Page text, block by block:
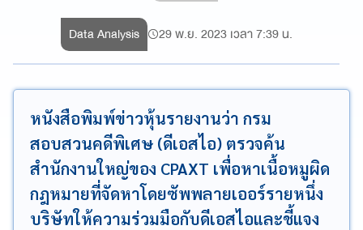
Data Analysis 29 พ.ย. 2023 เวลา 7:39 น.
หนังสือพิมพ์ข่าวหุ้นรายงานว่า กรม
สอบสวนคดีพิเศษ (ดีเอสไอ) ตรวจค้น
สำนักงานใหญ่ของ CPAXT เพื่อหาเนื้อหมูผิด
กฎหมายที่จัดหาโดยซัพพลายเออร์รายหนึ่ง
บริษัทให้ความร่วมมือกับดีเอสไอและชี้แจง